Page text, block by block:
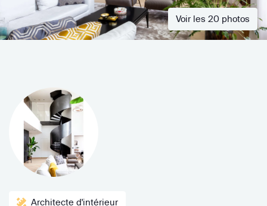
Voir les 20 photos
Architecte d'intérieur